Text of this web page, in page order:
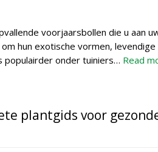
voorjaarsbollen die u aan
hun exotische vormen, levendige
populairder onder tuiniers… Read
plantgids voor